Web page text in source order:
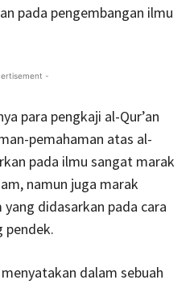
pada pengembangan ilmu
-
para pengkaji al-Qur’an
pemahaman atas al-
pada ilmu sangat marak
namun juga marak
didasarkan pada cara
pendek.
dalam sebuah